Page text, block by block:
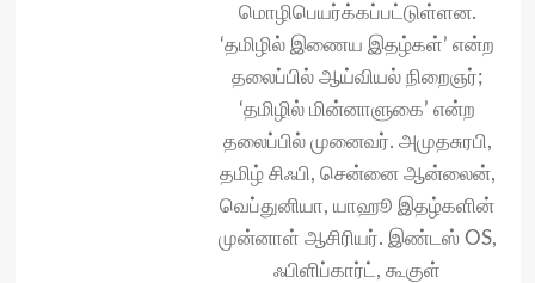
மொழிபெயர்க்கப்பட்டுள்ளன.
‘தமிழில் இணைய இதழ்கள்’ என்ற
தலைப்பில் ஆய்வியல் நிறைஞர்;
‘தமிழில் மின்னாளுகை’ என்ற
தலைப்பில் முனைவர். அமுதசுரபி,
தமிழ் சிஃபி, சென்னை ஆன்லைன்,
வெப்துனியா, யாஹூ இதழ்களின்
முன்னாள் ஆசிரியர். இண்டஸ் OS,
ஃபிளிப்கார்ட், கூகுள்